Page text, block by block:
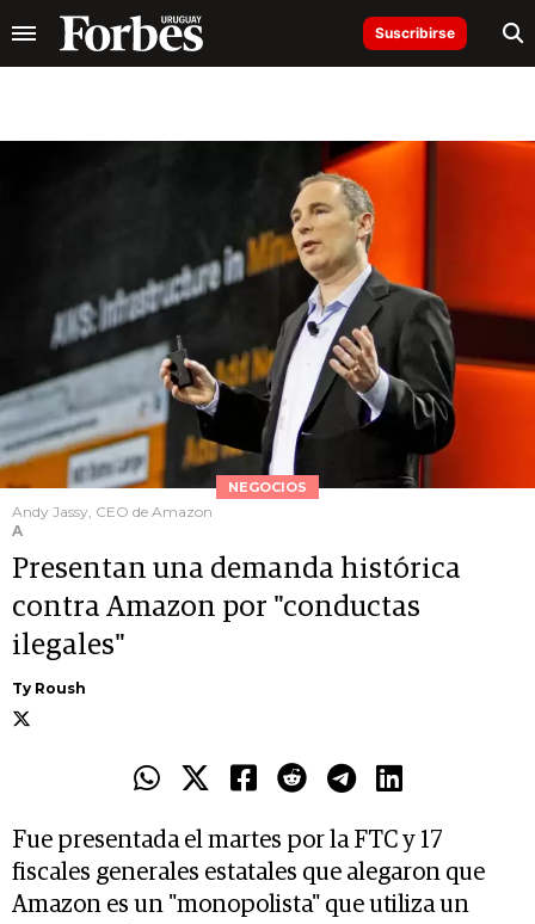
Suscribirse
NEGOCIOS
Andy Jassy, CEO de Amazon
A
Presentan una demanda histórica
contra Amazon por "conductas
ilegales"
Ty Roush
Fue presentada el martes por la FTC y 17
fiscales generales estatales que alegaron que
Amazon es un "monopolista" que utiliza un